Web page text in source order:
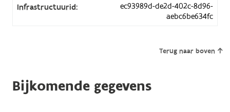
Infrastructuurid:
ec93989d-de2d-402c-8d96-
aebc6be634fc
Terug naar boven
Bijkomende gegevens